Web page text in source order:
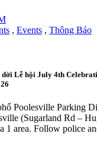
, Events , Thông Báo
Lễ hội July 4th
Poolesville Parking
(Sugarland Rd –
1 area. Follow police